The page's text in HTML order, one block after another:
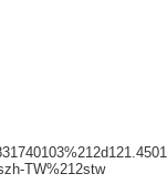
TW%212stw